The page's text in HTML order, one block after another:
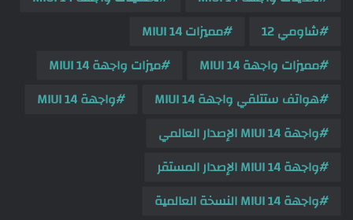
شاومي 12
مميزات MIUI 14
مميزات واجهة MIUI 14
ميزات واجهة MIUI 14
هواتف ستتلقي واجهة MIUI 14
واجهة MIUI 14
واجهة MIUI 14 الإصدار العالمي
واجهة MIUI 14 الإصدار المستقر
واجهة MIUI 14 النسخة العالمية